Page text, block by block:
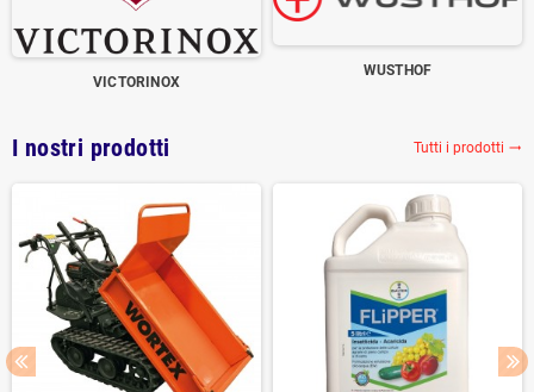
VICTORINOX
WUSTHOF
I nostri prodotti Tutti i prodotti trending_flat